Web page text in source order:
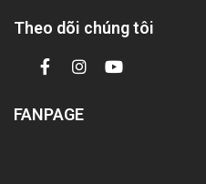
Theo dõi chúng tôi
FANPAGE